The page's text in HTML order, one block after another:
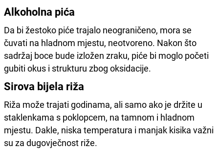
Alkoholna pića
Da bi žestoko piće trajalo neograničeno, mora se
čuvati na hladnom mjestu, neotvoreno. Nakon što
sadržaj boce bude izložen zraku, piće bi moglo početi
gubiti okus i strukturu zbog oksidacije.
Sirova bijela riža
Riža može trajati godinama, ali samo ako je držite u
staklenkama s poklopcem, na tamnom i hladnom
mjestu. Dakle, niska temperatura i manjak kisika važni
su za dugovječnost riže.